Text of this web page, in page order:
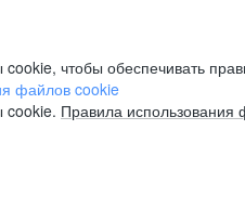
чтобы обеспечивать
файлов cookie
Правила использования